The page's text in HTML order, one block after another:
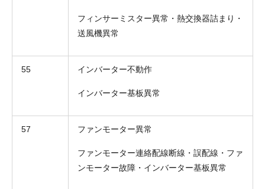
フィンサーミスター異常・熱交換器詰まり・
送風機異常
55 インバーター不動作
インバーター基板異常
57 ファンモーター異常
ファンモーター連絡配線断線・誤配線・ファ
ンモーター故障・インバーター基板異常